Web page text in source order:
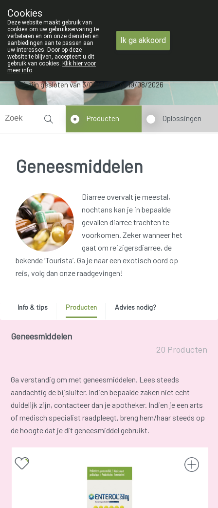
09 228 32 36
Wij zijn gesloten van 3/08/2026 tot 19/08/2026
Producten Oplossingen
Geneesmiddelen
Diarree overvalt je meestal,
nochtans kan je in bepaalde
gevallen diarree trachten te
voorkomen. Zeker wanneer het
gaat om reizigersdiarree, de
bekende ‘Tourista’. Ga je naar een exotisch oord op
reis, volg dan onze raadgevingen!
Info & tips Producten Advies nodig?
Geneesmiddelen
20 Producten
Ga verstandig om met geneesmiddelen. Lees steeds
aandachtig de bijsluiter. Indien bepaalde zaken niet echt
duidelijk zijn, contacteer dan je apotheker. Indien je een arts
of medisch specialist raadpleegt, breng hem/haar steeds op
de hoogte dat je dit geneesmiddel gebruikt.
Cookies
Deze website maakt gebruik van
cookies om uw gebruikservaring te
verbeteren en om onze diensten en
aanbiedingen aan te passen aan
uw interesses. Door op deze
website te blijven, accepteert u dit
gebruik van cookies. Klik hier voor
meer info.
Ik ga akkoord